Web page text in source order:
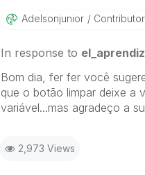
Adelsonjunior Contributor
In response to
Bom dia, fer fer você
que o botão limpar deixe a
variável...mas agradeço a
2,973 Views